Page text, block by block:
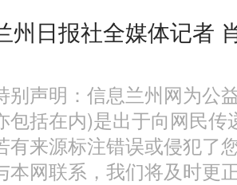
州日报社全媒体记者
别声明：信息兰州网为公
包括在内)是出于向网民
有来源标注错误或侵犯了
本网联系，我们将及时更